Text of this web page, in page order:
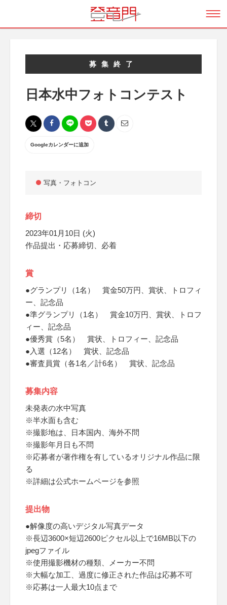
募集終了
日本水中フォトコンテスト
Googleカレンダーに追加
写真・フォトコン
締切
2023年01月10日 (火)
作品提出・応募締切、必着
賞
●グランプリ（1名） 賞金50万円、賞状、トロフィ
ー、記念品
●準グランプリ（1名） 賞金10万円、賞状、トロフ
ィー、記念品
●優秀賞（5名） 賞状、トロフィー、記念品
●入選（12名） 賞状、記念品
●審査員賞（各1名／計6名） 賞状、記念品
募集内容
未発表の水中写真
※半水面も含む
※撮影地は、日本国内、海外不問
※撮影年月日も不問
※応募者が著作権を有しているオリジナル作品に限
る
※詳細は公式ホームページを参照
提出物
●解像度の高いデジタル写真データ
※長辺3600×短辺2600ピクセル以上で16MB以下の
jpegファイル
※使用撮影機材の種類、メーカー不問
※大幅な加工、過度に修正された作品は応募不可
※応募は一人最大10点まで